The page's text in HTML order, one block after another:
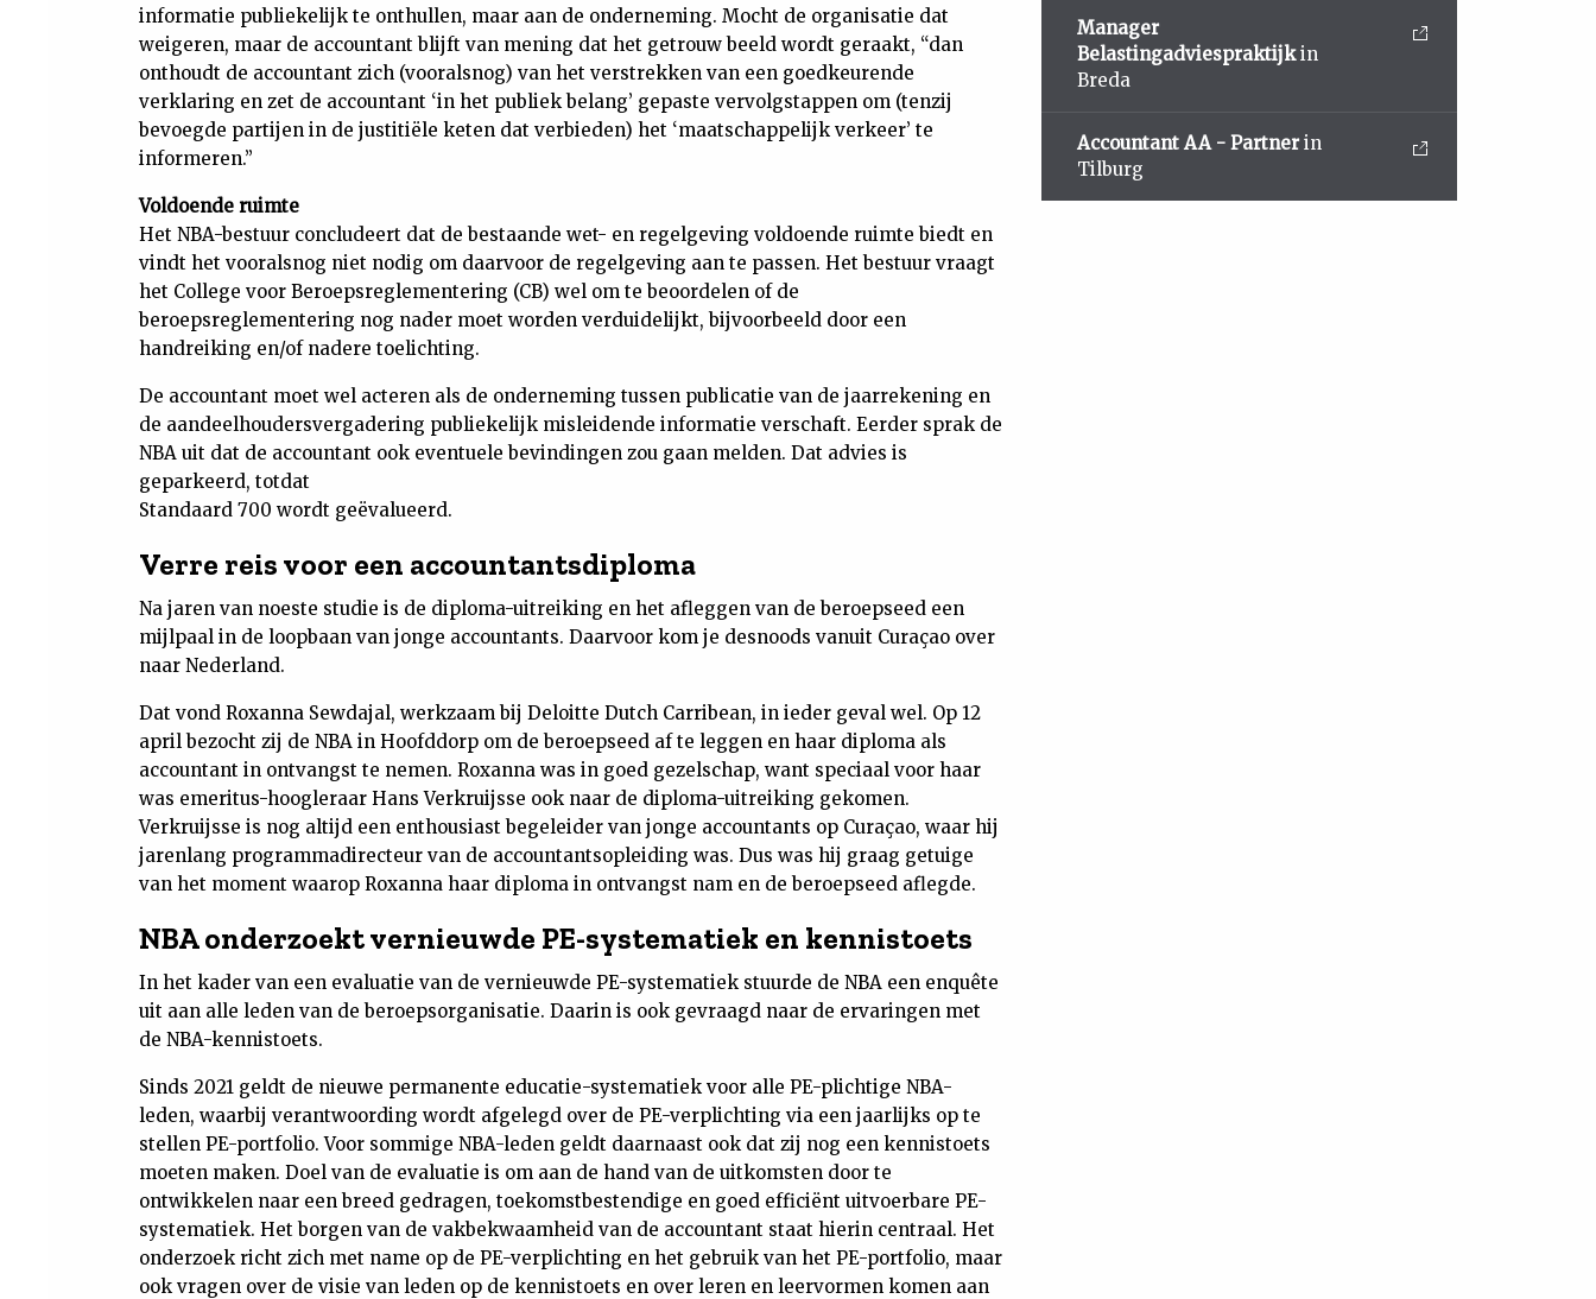
informatie publiekelijk te onthullen, maar aan de onderneming. Mocht de organisatie dat
weigeren, maar de accountant blijft van mening dat het getrouw beeld wordt geraakt, “dan
onthoudt de accountant zich (vooralsnog) van het verstrekken van een goedkeurende
verklaring en zet de accountant ‘in het publiek belang’ gepaste vervolgstappen om (tenzij
bevoegde partijen in de justitiële keten dat verbieden) het ‘maatschappelijk verkeer’ te
informeren.”
Voldoende ruimte
Het NBA-bestuur concludeert dat de bestaande wet- en regelgeving voldoende ruimte biedt en
vindt het vooralsnog niet nodig om daarvoor de regelgeving aan te passen. Het bestuur vraagt
het College voor Beroepsreglementering (CB) wel om te beoordelen of de
beroepsreglementering nog nader moet worden verduidelijkt, bijvoorbeeld door een
handreiking en/of nadere toelichting.
De accountant moet wel acteren als de onderneming tussen publicatie van de jaarrekening en
de aandeelhoudersvergadering publiekelijk misleidende informatie verschaft. Eerder sprak de
NBA uit dat de accountant ook eventuele bevindingen zou gaan melden. Dat advies is
geparkeerd, totdat
Standaard 700 wordt geëvalueerd.
Verre reis voor een accountantsdiploma
Na jaren van noeste studie is de diploma-uitreiking en het afleggen van de beroepseed een
mijlpaal in de loopbaan van jonge accountants. Daarvoor kom je desnoods vanuit Curaçao over
naar Nederland.
Dat vond Roxanna Sewdajal, werkzaam bij Deloitte Dutch Carribean, in ieder geval wel. Op 12
april bezocht zij de NBA in Hoofddorp om de beroepseed af te leggen en haar diploma als
accountant in ontvangst te nemen. Roxanna was in goed gezelschap, want speciaal voor haar
was emeritus-hoogleraar Hans Verkruijsse ook naar de diploma-uitreiking gekomen.
Verkruijsse is nog altijd een enthousiast begeleider van jonge accountants op Curaçao, waar hij
jarenlang programmadirecteur van de accountantsopleiding was. Dus was hij graag getuige
van het moment waarop Roxanna haar diploma in ontvangst nam en de beroepseed aflegde.
NBA onderzoekt vernieuwde PE-systematiek en kennistoets
In het kader van een evaluatie van de vernieuwde PE-systematiek stuurde de NBA een enquête
uit aan alle leden van de beroepsorganisatie. Daarin is ook gevraagd naar de ervaringen met
de NBA-kennistoets.
Sinds 2021 geldt de nieuwe permanente educatie-systematiek voor alle PE-plichtige NBA-
leden, waarbij verantwoording wordt afgelegd over de PE-verplichting via een jaarlijks op te
stellen PE-portfolio. Voor sommige NBA-leden geldt daarnaast ook dat zij nog een kennistoets
moeten maken. Doel van de evaluatie is om aan de hand van de uitkomsten door te
ontwikkelen naar een breed gedragen, toekomstbestendige en goed efficiënt uitvoerbare PE-
systematiek. Het borgen van de vakbekwaamheid van de accountant staat hierin centraal. Het
onderzoek richt zich met name op de PE-verplichting en het gebruik van het PE-portfolio, maar
ook vragen over de visie van leden op de kennistoets en over leren en leervormen komen aan
Manager
Belastingadviespraktijkin
Breda
Accountant AA - Partner in
Tilburg